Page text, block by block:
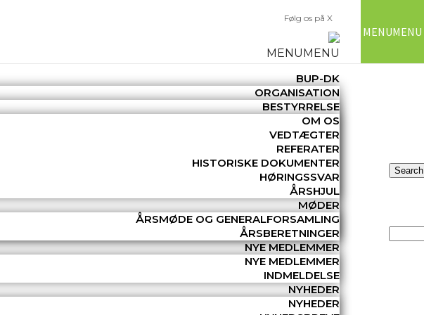
Følg os på X
MENUMENU
BUP-DK
ORGANISATION
BESTYRRELSE
OM OS
VEDTÆGTER
REFERATER
HISTORISKE DOKUMENTER
HØRINGSSVAR
ÅRSHJUL
MØDER
ÅRSMØDE OG GENERALFORSAMLING
ÅRSBERETNINGER
NYE MEDLEMMER
NYE MEDLEMMER
INDMELDELSE
NYHEDER
NYHEDER
MENUMENU